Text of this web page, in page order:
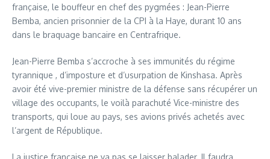
française, le bouffeur en chef des pygmées : Jean-Pierre
Bemba, ancien prisonnier de la CPI à la Haye, durant 10 ans
dans le braquage bancaire en Centrafrique.
Jean-Pierre Bemba s’accroche à ses immunités du régime
tyrannique , d’imposture et d’usurpation de Kinshasa. Après
avoir été vive-premier ministre de la défense sans récupérer un
village des occupants, le voilà parachuté Vice-ministre des
transports, qui loue au pays, ses avions privés achetés avec
l’argent de République.
La justice française ne va pas se laisser balader. Il faudra